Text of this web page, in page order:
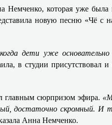
которая уже была
новую песню «Чё с
дети уже
в студии присутствовал
главным сюрпризом эфира.
достаточно скромный. И
Анна Немченко.